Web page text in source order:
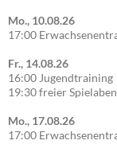
Mo., 10.08.26
17:00
Fr., 14.08.26
16:00 Jugendtraining
19:30 freier
Mo., 17.08.26
17:00